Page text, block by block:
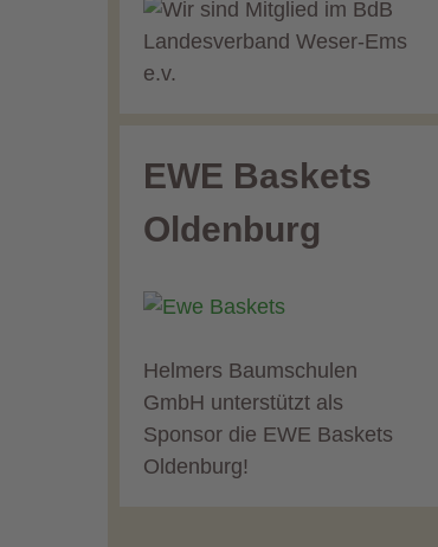
EWE Baskets
Oldenburg
Helmers Baumschulen
GmbH unterstützt als
Sponsor die EWE Baskets
Oldenburg!